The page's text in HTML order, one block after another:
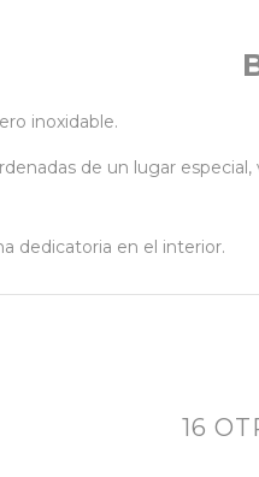
inoxidable.
de un lugar
dedicatoria en el interior.
16